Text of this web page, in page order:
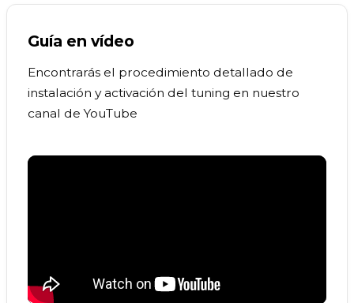
Guía en vídeo
Encontrarás el procedimiento detallado de
instalación y activación del tuning en nuestro
canal de YouTube